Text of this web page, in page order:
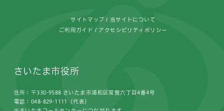
サイトマップ 当サイトについて
ご利用ガイド アクセシビリティポリシー
さいたま市役所
住所：〒330-9588 さいたま市浦和区常盤六丁目4番4号
電話：048-829-1111（代表）